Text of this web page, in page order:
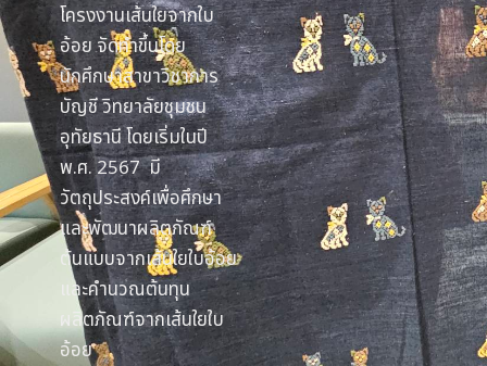
โครงงานเส้นใยจากใบ
อ้อย จัดทำขึ้นโดย
นักศึกษาสาขาวิชาการ
บัญชี วิทยาลัยชุมชน
อุทัยธานี โดยเริ่มในปี
พ.ศ. 2567 มี
วัตถุประสงค์เพื่อศึกษา
และพัฒนาผลิตภัณฑ์
ต้นแบบจากเส้นใยใบอ้อย
และคำนวณต้นทุน
ผลิตภัณฑ์จากเส้นใยใบ
อ้อย